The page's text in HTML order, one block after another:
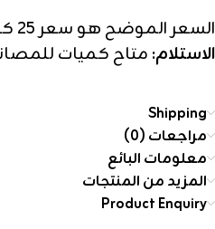
السعر الموضح هو سعر 25 كيلو
الاستلام: متاح كميات
Shipping
مراجعات (0)
معلومات البائع
المزيد من المنتجات
Product Enquiry